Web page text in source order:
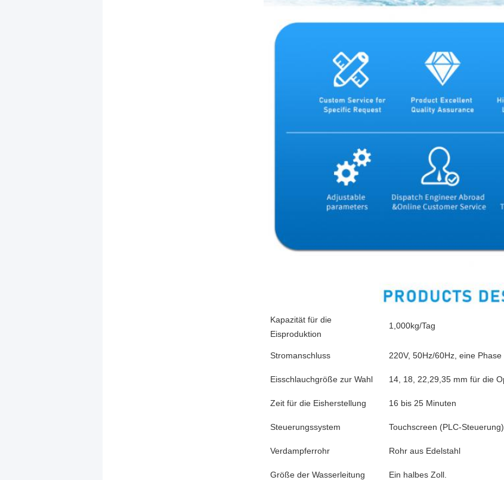
Kapazität für die
Eisproduktion
1,000kg/Tag
Stromanschluss 220V, 50Hz/60Hz, eine Phase
Eisschlauchgröße zur Wahl 14, 18, 22,29,35 mm für die
Zeit für die Eisherstellung 16 bis 25 Minuten
Steuerungssystem Touchscreen (PLC-Steuerung)
Verdampferrohr Rohr aus Edelstahl
Größe der Wasserleitung Ein halbes Zoll.